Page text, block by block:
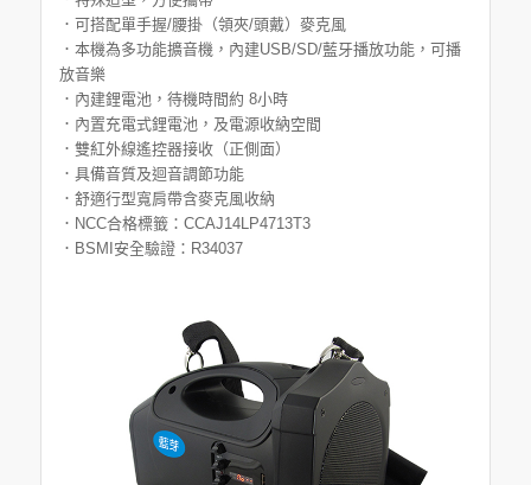
．可搭配單手握/腰掛（領夾/頭戴）麥克風
．本機為多功能擴音機，內建USB/SD/藍牙播放功能，可播
放音樂
．內建鋰電池，待機時間約 8小時
．內置充電式鋰電池，及電源收納空間
．雙紅外線遙控器接收（正側面）
．具備音質及迴音調節功能
．舒適行型寬肩帶含麥克風收納
．NCC合格標籤：CCAJ14LP4713T3
．BSMI安全驗證：R34037